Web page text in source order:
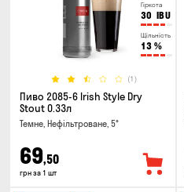
Гіркота
30 IBU
Щільність
13 %
(1)
Пиво 2085-6 Irish Style Dry
Stout 0.33л
Темне, Нефільтроване, 5°
69,50
грн за 1 шт